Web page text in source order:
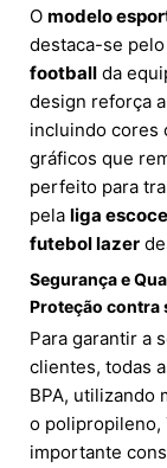
O modelo
destaca-se
football da
design reforça
incluindo cores
gráficos que
perfeito para
pela liga
futebol lazer
Segurança e
Proteção contra
Para garantir a
clientes, todas
BPA, utilizando
o polipropileno,
importante